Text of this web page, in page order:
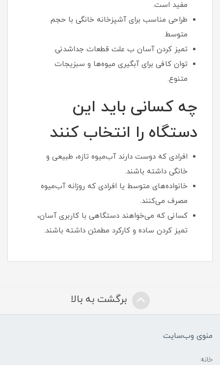
مفید است.
طراحی مناسب برای آشپزخانه خانگی با حجم
متوسط.
تمیز کردن آسان ب علت قطعات جداشدنی.
توان کافی برای آبگیری میوه‌ها و سبزیجات
متنوع.
چه کسانی باید این
دستگاه را انتخاب کنند
افرادی که دوست دارند آب‌میوه تازه، طبیعی و
خانگی داشته باشند.
خانواده‌های متوسط یا افرادی که روزانه آب‌میوه
مصرف می‌کنند.
کسانی که می‌خواهند دستگاهی با کاربری آسان،
تمیز کردن ساده و کارکرد مطمئن داشته باشند.
برگشت به بالا
منوی وب‌سایت
خانه